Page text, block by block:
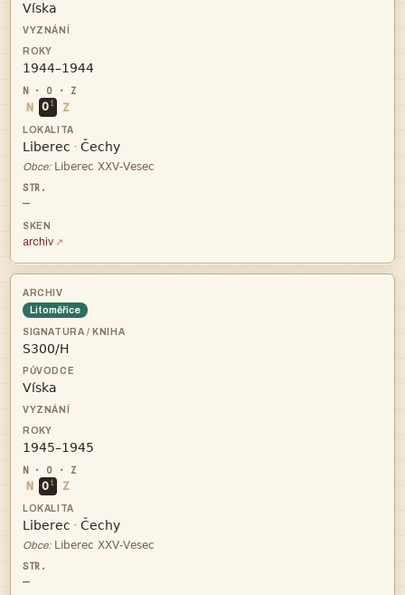


N O i Z
 · 
Obce: 
—
archiv
Litoměřice



N O i Z
 · 
Obce: 
—